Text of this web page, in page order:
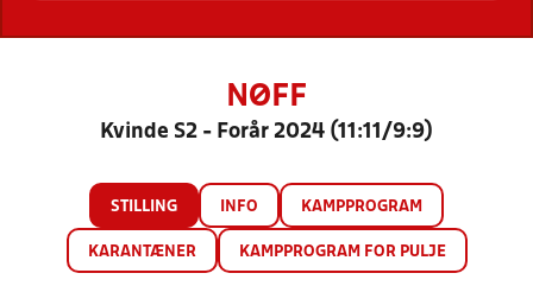
NØFF
Kvinde S2 - Forår 2024 (11:11/9:9)
STILLING INFO KAMPPROGRAM
KARANTÆNER KAMPPROGRAM FOR PULJE